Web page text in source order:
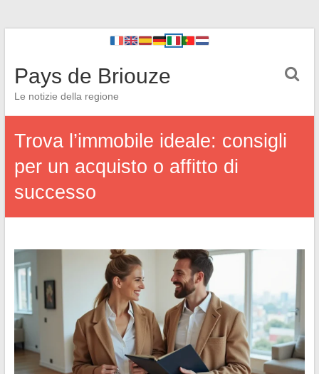
Pays de Briouze
Le notizie della regione
Trova l’immobile ideale: consigli
per un acquisto o affitto di
successo